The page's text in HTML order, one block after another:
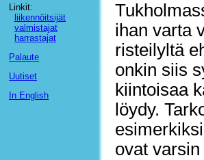
Linkit:
liikennöitsijät
valmistajat
harrastajat
Palaute
Uutiset
In English
ihan varta
risteilyltä
onkin siis
kiintoisaa
löydy.
ovat